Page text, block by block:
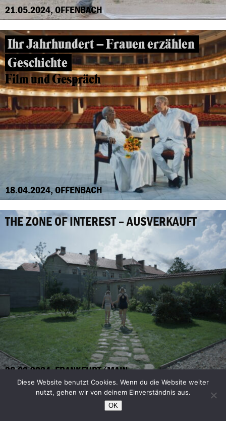
21.05.2024, OFFENBACH
Ihr Jahrhundert – Frauen erzählen
Geschichte
Film und Gespräch
18.04.2024, OFFENBACH
THE ZONE OF INTEREST – AUSVERKAUFT
28.02.2024, FRANKFURT/MAIN
Diese Website benutzt Cookies. Wenn du die Website weiter
nutzt, gehen wir von deinem Einverständnis aus.
OK